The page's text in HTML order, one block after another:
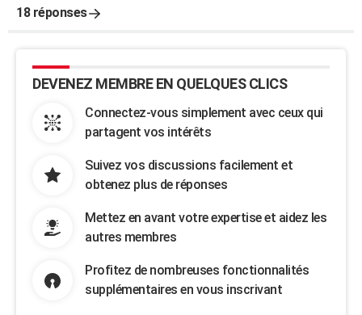
18 réponses
DEVENEZ MEMBRE EN QUELQUES CLICS
Connectez-vous simplement avec ceux qui
partagent vos intérêts
Suivez vos discussions facilement et
obtenez plus de réponses
Mettez en avant votre expertise et aidez les
autres membres
Profitez de nombreuses fonctionnalités
supplémentaires en vous inscrivant